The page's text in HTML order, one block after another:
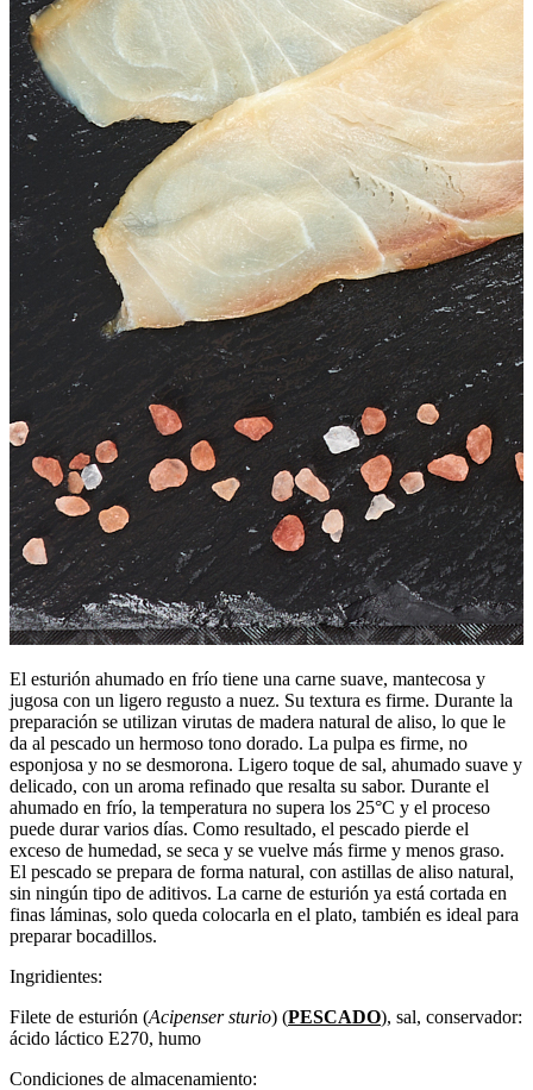
El esturión ahumado en frío tiene una carne suave, mantecosa y
jugosa con un ligero regusto a nuez. Su textura es firme. Durante la
preparación se utilizan virutas de madera natural de aliso, lo que le
da al pescado un hermoso tono dorado. La pulpa es firme, no
esponjosa y no se desmorona. Ligero toque de sal, ahumado suave y
delicado, con un aroma refinado que resalta su sabor. Durante el
ahumado en frío, la temperatura no supera los 25°C y el proceso
puede durar varios días. Como resultado, el pescado pierde el
exceso de humedad, se seca y se vuelve más firme y menos graso.
El pescado se prepara de forma natural, con astillas de aliso natural,
sin ningún tipo de aditivos. La carne de esturión ya está cortada en
finas láminas, solo queda colocarla en el plato, también es ideal para
preparar bocadillos.
Ingridientes:
Filete de esturión (Acipenser sturio) (PESCADO), sal, conservador:
ácido láctico Е270, humo
Condiciones de almacenamiento: